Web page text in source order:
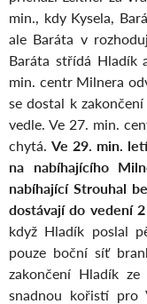
min., kdy Kysela,
ale Baráta v
Baráta střídá Hladík
min. centr Milnera
se dostal k
vedle. Ve 27. min.
chytá. Ve 29. min.
na nabíhajícího
nabíhající Strouhal
dostávají do vedení
když Hladík poslal
pouze boční síť
zakončení Hladík
snadnou kořistí pro